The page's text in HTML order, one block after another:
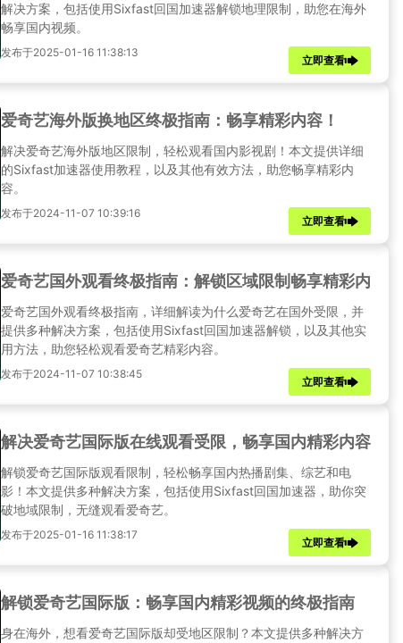
解决方案，包括使用Sixfast回国加速器解锁地理限制，助您在海外
畅享国内视频。
发布于2025-01-16 11:38:13
立即查看
爱奇艺海外版换地区终极指南：畅享精彩内容！
解决爱奇艺海外版地区限制，轻松观看国内影视剧！本文提供详细
的Sixfast加速器使用教程，以及其他有效方法，助您畅享精彩内
容。
发布于2024-11-07 10:39:16
立即查看
爱奇艺国外观看终极指南：解锁区域限制畅享精彩内容
爱奇艺国外观看终极指南，详细解读为什么爱奇艺在国外受限，并
提供多种解决方案，包括使用Sixfast回国加速器解锁，以及其他实
用方法，助您轻松观看爱奇艺精彩内容。
发布于2024-11-07 10:38:45
立即查看
解决爱奇艺国际版在线观看受限，畅享国内精彩内容！
解锁爱奇艺国际版观看限制，轻松畅享国内热播剧集、综艺和电
影！本文提供多种解决方案，包括使用Sixfast回国加速器，助你突
破地域限制，无缝观看爱奇艺。
发布于2025-01-16 11:38:17
立即查看
解锁爱奇艺国际版：畅享国内精彩视频的终极指南
身在海外，想看爱奇艺国际版却受地区限制？本文提供多种解决方